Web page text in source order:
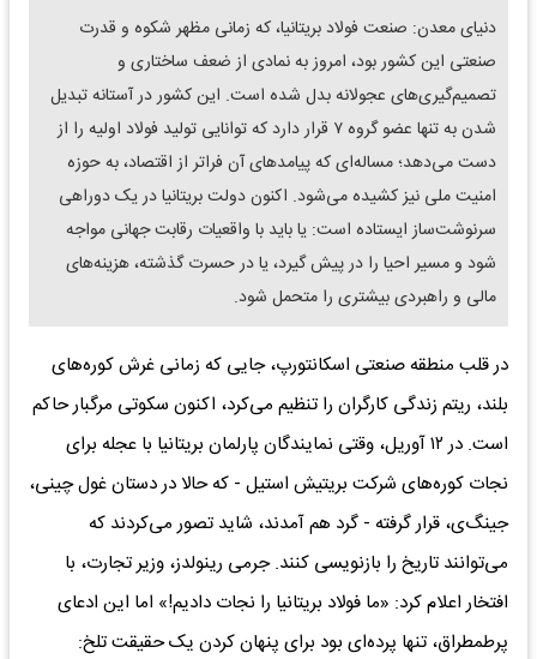
دنیای معدن: صنعت فولاد بریتانیا، که زمانی مظهر شکوه و قدرت
صنعتی این کشور بود، امروز به نمادی از ضعف ساختاری و
تصمیم‌گیری‌های عجولانه بدل شده است. این کشور در آستانه تبدیل
شدن به تنها عضو گروه ۷ قرار دارد که توانایی تولید فولاد اولیه را از
دست می‌دهد؛ مساله‌ای که پیامدهای آن فراتر از اقتصاد، به حوزه
امنیت ملی نیز کشیده می‌شود. اکنون دولت بریتانیا در یک دوراهی
سرنوشت‌ساز ایستاده است: یا باید با واقعیات رقابت جهانی مواجه
شود و مسیر احیا را در پیش گیرد، یا در حسرت گذشته، هزینه‌های
مالی و راهبردی بیشتری را متحمل شود.
در قلب منطقه صنعتی اسکانتورپ، جایی که زمانی غرش کوره‌های
بلند، ریتم زندگی کارگران را تنظیم می‌کرد، اکنون سکوتی مرگبار حاکم
است. در ۱۲ آوریل، وقتی نمایندگان پارلمان بریتانیا با عجله برای
نجات کوره‌های شرکت بریتیش استیل - که حالا در دستان غول چینی،
جینگ‌ی، قرار گرفته - گرد هم آمدند، شاید تصور می‌کردند که
می‌توانند تاریخ را بازنویسی کنند. جرمی رینولدز، وزیر تجارت، با
افتخار اعلام کرد: «ما فولاد بریتانیا را نجات دادیم!» اما این ادعای
پرطمطراق، تنها پرده‌ای بود برای پنهان کردن یک حقیقت تلخ: